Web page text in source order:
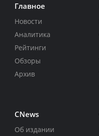
Главное
Новости
Аналитика
Рейтинги
Обзоры
Архив
CNews
Об издании